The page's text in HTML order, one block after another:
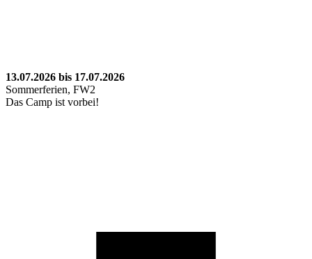
13.07.2026 bis 17.07.2026
Sommerferien, FW2
Das Camp ist vorbei!